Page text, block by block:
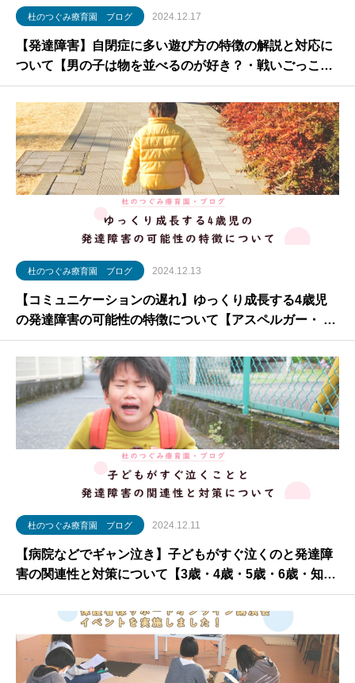
杜のつぐみ療育園 ブログ 2024.12.17
【発達障害】自閉症に多い遊び方の特徴の解説と対応に
ついて【男の子は物を並べるのが好き？・戦いごっこ・
砂を食べる】
杜のつぐみ療育園 ブログ 2024.12.13
【コミュニケーションの遅れ】ゆっくり成長する4歳児
の発達障害の可能性の特徴について【アスペルガー・ 落
ち着きがない】
杜のつぐみ療育園 ブログ 2024.12.11
【病院などでギャン泣き】子どもがすぐ泣くのと発達障
害の関連性と対策について【3歳・4歳・5歳・6歳・知的
障害・アスペルガー】